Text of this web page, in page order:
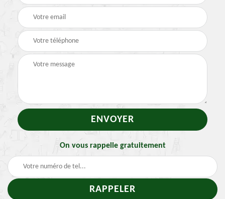
On vous rappelle gratuitement